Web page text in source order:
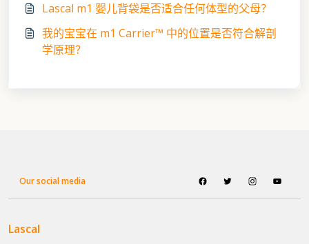
Lascal m1 婴儿背袋是否适合任何体型的父母？
我的宝宝在 m1 Carrier™ 中的位置是否符合解剖
学原理？
Our social media
Lascal